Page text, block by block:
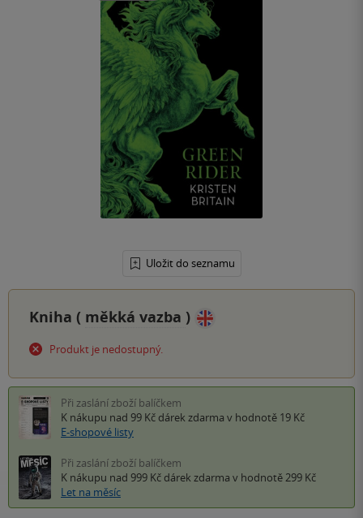
Uložit do seznamu
Kniha ( měkká vazba )
Produkt je nedostupný.
Při zaslání zboží balíčkem
K nákupu nad 99 Kč dárek zdarma v hodnotě 19 Kč
E-shopové listy
Při zaslání zboží balíčkem
K nákupu nad 999 Kč dárek zdarma v hodnotě 299 Kč
Let na měsíc